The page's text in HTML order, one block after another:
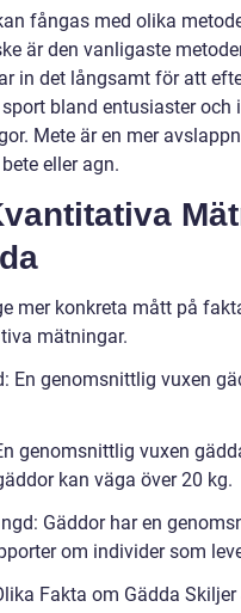
fångas med olika
är den vanligaste
in det långsamt för att
bland entusiaster
Mete är en mer
eller agn.
mer konkreta mått på
mätningar.
En genomsnittlig vuxen
genomsnittlig vuxen
kan väga över 20 kg.
Gäddor har en
om individer som
Fakta om Gädda